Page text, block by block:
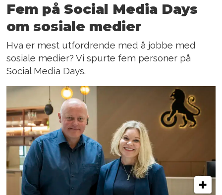
Fem på Social Media Days
om sosiale medier
Hva er mest utfordrende med å jobbe med
sosiale medier? Vi spurte fem personer på
Social Media Days.